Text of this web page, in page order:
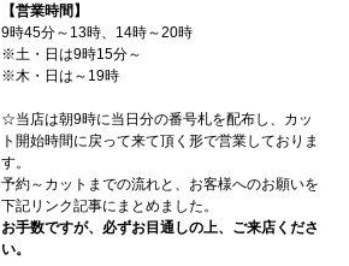
【営業時間】
9時45分～13時、14時～20時
※土・日は9時15分～
※木・日は～19時
☆当店は朝9時に当日分の番号札を配布し、カッ
ト開始時間に戻って来て頂く形で営業しておりま
す。
予約～カットまでの流れと、お客様へのお願いを
下記リンク記事にまとめました。
お手数ですが、必ずお目通しの上、ご来店くださ
い。